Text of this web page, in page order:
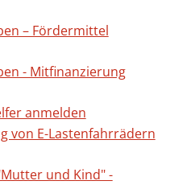
– Fördermittel
- Mitfinanzierung
anmelden
von E-Lastenfahrrädern
und Kind" -